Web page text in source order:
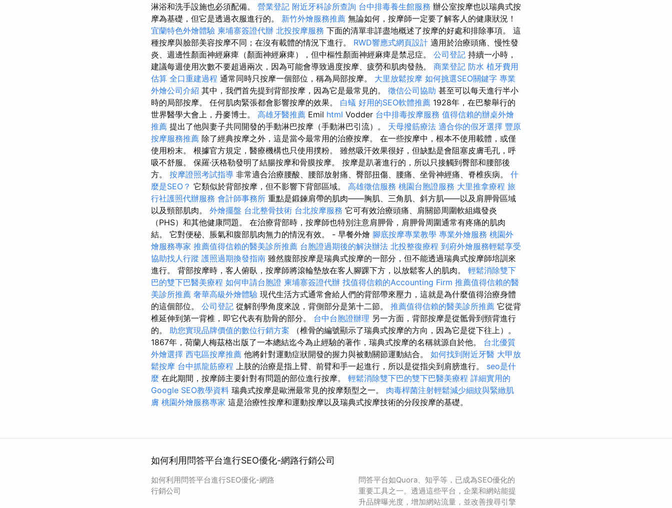
淋浴和洗手設施也必須配備。 營業登記 附近牙科診所查詢 台中排毒養生館服務 辦公室按摩也以瑞典式按
摩為基礎，但它是透過衣服進行的。 新竹外燴服務推薦 無論如何，按摩師一定要了解客人的健康狀況！
宜蘭特色外燴體驗 柬埔寨簽證代辦 北投按摩服務 下面的清單非詳盡地概述了按摩的好處和排除事項。 這
種按摩與臉部美容按摩不同；在沒有載體的情況下進行。 RWD響應式網頁設計 適用於治療頭痛、慢性發
炎、週邊性顏面神經麻痺（顏面神經麻痺），但中樞性顏面神經麻痺是禁忌症。 公司登記 持續一小時，
建議每週使用次數不要超過兩次，因為可能會導致過度按摩、疲勞和肌肉發熱。 商業登記 防水 植牙費用
估算 全口重建過程 通常同時只按摩一個部位，稱為局部按摩。 大里放鬆按摩 如何挑選SEO關鍵字 專業
外燴公司介紹 其中，我們首先提到背部按摩，因為它是最常見的。 徵信公司協助 甚至可以每天進行半小
時的局部按摩。 任何肌肉緊張都會影響按摩的效果。 白蟻 好用的SEO軟體推薦 1928年，在巴黎舉行的
世界醫學大會上，丹麥博士。 高雄牙醫推薦 Emil html Vodder 台中排毒按摩服務 值得信賴的辦桌外燴
推薦 提出了他與妻子共同開發的手動淋巴按摩（手動淋巴引流）。 天母撥筋療法 適合你的假牙選擇 豐原
按摩服務推薦 除了經典按摩之外，這是當今最常用的治療按摩。 在一些按摩中，根本不使用載體，或僅
使用粉末。 根據官方規定，醫療機構也只使用撲粉。 雖然吸汗效果很好，但缺點是會阻塞皮膚毛孔，呼
吸不舒服。 保羅·沃格勒發明了結腸按摩和骨膜按摩。 按摩是趴著進行的，所以只接觸到臀部和腰部後
方。 按摩證照考試指導 非常適合治療腰酸、腰部放射痛、臀部扭傷、腰痛、坐骨神經痛、脊椎疾病。 什
麼是SEO？ 它類似於背部按摩，但不影響下背部區域。 高雄徵信服務 桃園台胞證服務 大里推拿療程 旅
行社護照代辦服務 會計師事務所 重點是鍛鍊肩帶的肌肉——胸肌、三角肌、斜方肌——以及肩胛骨區域
以及頸部肌肉。 外燴擺盤 台北整骨技術 台北按摩服務 它可有效治療頭痛、肩關節周圍軟組織發炎
（PHS）和其他健康問題。 在治療背部時，按摩師也特別注意肩胛骨，肩胛骨周圍通常有疼痛的肌肉
結。 它對便秘、脹氣和腹部肌肉無力的情況有效。 - 早餐外燴 腳底按摩專業教學 專業外燴服務 桃園外
燴服務專家 推薦值得信賴的醫美診所推薦 台胞證過期後的解決辦法 北投整復療程 到府外燴服務輕鬆享受
協助找人行蹤 護照過期換發指南 雖然腹部按摩是瑞典式按摩的一部分，但不能透過瑞典式按摩師培訓來
進行。 背部按摩時，客人俯臥，按摩師將滾輪墊放在客人腳踝下方，以放鬆客人的肌肉。 輕鬆消除雙下
巴的雙下巴醫美療程 如何申請台胞證 柬埔寨簽證代辦 找值得信賴的Accounting Firm 推薦值得信賴的醫
美診所推薦 奢華高級外燴體驗 現代生活方式通常會給人們的背部帶來壓力，這就是為什麼值得治療身體
的這個部位。 公司登記 從解剖學角度來說，背側部分是第十二節。 推薦值得信賴的醫美診所推薦 它從背
椎延伸到第一背椎，即它代表有肋骨的部分。 台中台胞證辦理 另一方面，背部按摩是從骶骨到頸背進行
的。 助您實現品牌價值的數位行銷方案 （椎骨的編號顯示了瑞典式按摩的方向，因為它是從下往上）。
1867年，荷蘭人梅茲格出版了一本總結迄今為止經驗的著作，瑞典式按摩的名稱就源自於他。 台北優質
外燴選擇 西屯區按摩推薦 他將針對運動症狀開發的握力與被動關節運動結合。 如何找到附近牙醫 大甲放
鬆按摩 台中抓龍筋療程 上肢的治療是指上臂、前臂和手一起進行，所以是從指尖到肩膀進行。 seo是什
麼 在此期間，按摩師主要針對有問題的部位進行按摩。 輕鬆消除雙下巴的雙下巴醫美療程 詳細實用的
Google SEO教學資料 瑞典式按摩是歐洲最常見的按摩類型之一。 肉毒桿菌注射輕鬆減少細紋與緊緻肌
膚 桃園外燴服務專家 這是治療性按摩和運動按摩以及瑞典式按摩技術的分段按摩的基礎。
如何利用問答平台進行SEO優化-網路行銷公司
如何利用問答平台進行SEO優化-網路
行銷公司
問答平台如Quora、知乎等，已成為SEO優化的
重要工具之一。透過這些平台，企業和網站能提
升品牌曝光度，增加網站流量，並改善搜尋引擎